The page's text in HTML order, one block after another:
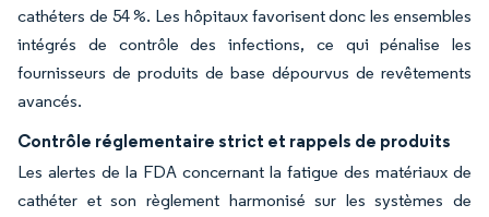
cathéters de 54 %. Les hôpitaux favorisent donc les ensembles
intégrés de contrôle des infections, ce qui pénalise les
fournisseurs de produits de base dépourvus de revêtements
avancés.
Contrôle réglementaire strict et rappels de produits
Les alertes de la FDA concernant la fatigue des matériaux de
cathéter et son règlement harmonisé sur les systèmes de